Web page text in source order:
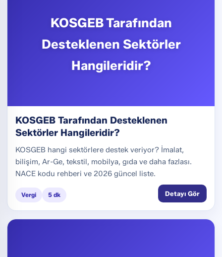
KOSGEB Tarafından
Desteklenen Sektörler
Hangileridir?
KOSGEB Tarafından Desteklenen
Sektörler Hangileridir?
KOSGEB hangi sektörlere destek veriyor? İmalat,
bilişim, Ar-Ge, tekstil, mobilya, gıda ve daha fazlası.
NACE kodu rehberi ve 2026 güncel liste.
Vergi 5 dk Detayı Gör